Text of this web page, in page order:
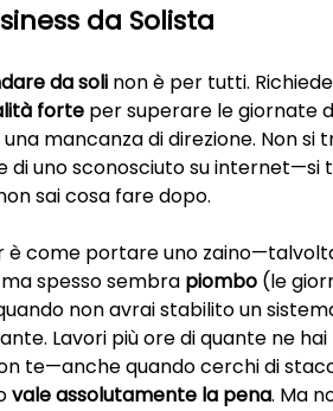
da Solista
da soli non è per tutti.
forte per superare le giornate
mancanza di direzione. Non
uno sconosciuto su internet—si
sai cosa fare dopo.
è come portare uno
spesso sembra piombo (le
non avrai stabilito un
Lavori più ore di quante ne
te—anche quando cerchi di
vale assolutamente la pena. Ma